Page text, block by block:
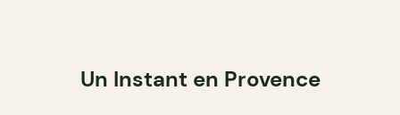
Un Instant en Provence